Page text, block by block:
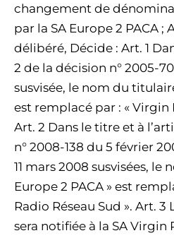
changement de
par la SA Europe 2 PACA ;
délibéré, Décide : Art. 1
2 de la décision n° 2005-
susvisée, le nom du
est remplacé par : « Virgin
Art. 2 Dans le titre et à
n° 2008-138 du 5 février
11 mars 2008 susvisées, le
Europe 2 PACA » est
Radio Réseau Sud ». Art.
sera notifiée à la SA Virgin